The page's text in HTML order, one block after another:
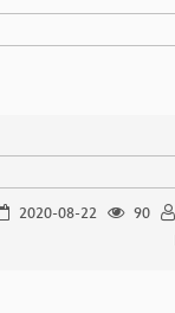
2020-08-22 90